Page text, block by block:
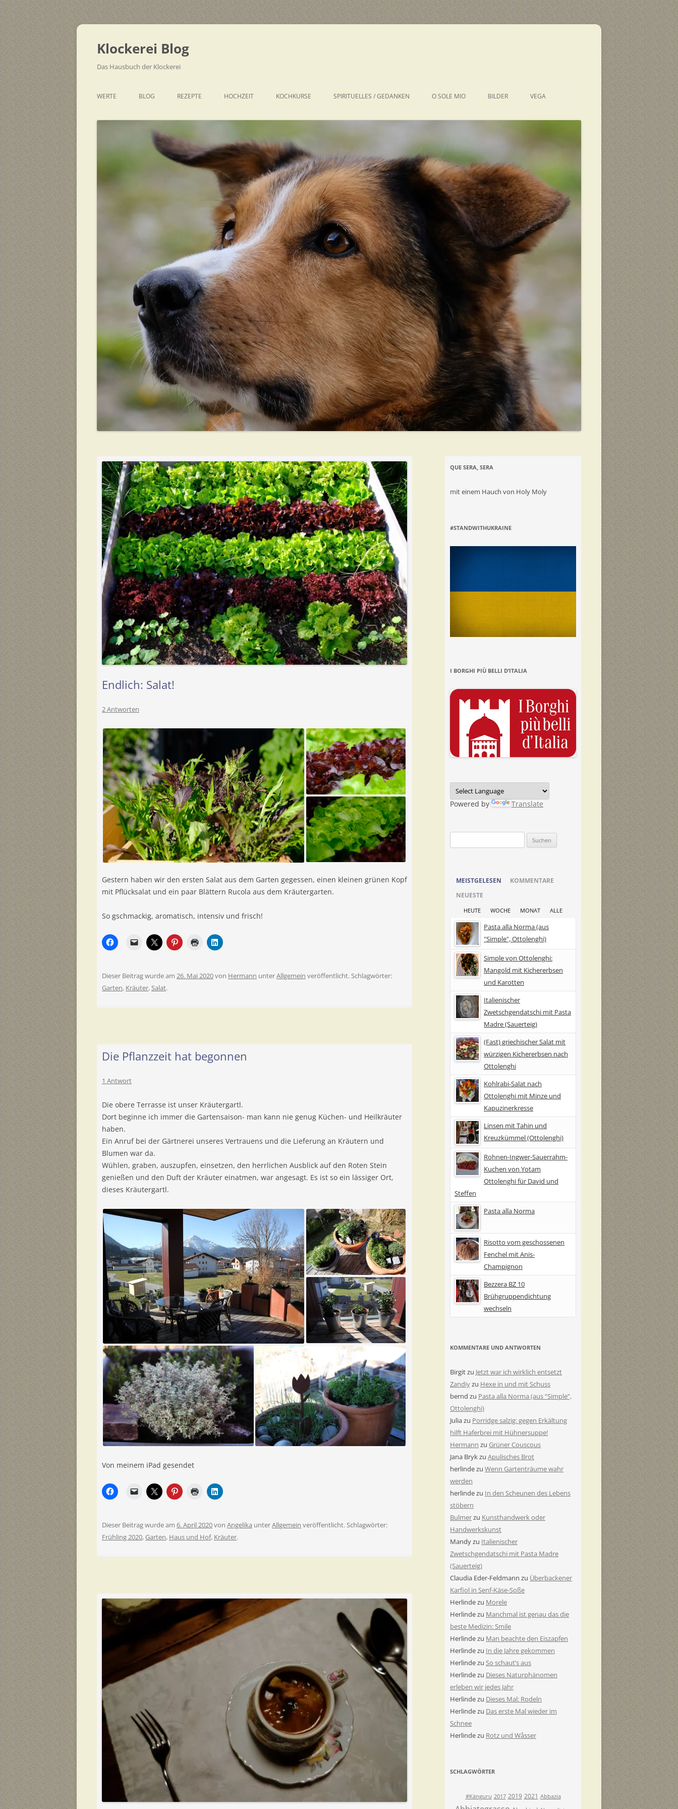
Zum
springen
Klockerei Blog
Das Hausbuch der Klockerei
WERTE BLOG REZEPTE
EINFACH
HOCHZEIT KOCHKURSE SPIRITUELLES / GEDANKEN O SOLE MIO BILDER VEGA
Endlich: Salat!
2 Antworten
Gestern haben wir den ersten Salat aus dem Garten gegessen, einen kleinen grünen Kopf
mit Pflücksalat und ein paar Blättern Rucola aus dem Kräutergarten.
So gschmackig, aromatisch, intensiv und frisch!
Dieser Beitrag wurde am 26. Mai 2020von Hermann unterAllgemein veröffentlicht. Schlagwörter:
Garten, Kräuter,Salat.
Die Pflanzzeit hat begonnen
1 Antwort
Die obere Terrasse ist unser Kräutergartl.
Dort beginne ich immer die Gartensaison- man kann nie genug Küchen- und Heilkräuter
haben.
Ein Anruf bei der Gärtnerei unseres Vertrauens und die Lieferung an Kräutern und
Blumen war da.
Wühlen, graben, auszupfen, einsetzen, den herrlichen Ausblick auf den Roten Stein
genießen und den Duft der Kräuter einatmen, war angesagt. Es ist so ein lässiger Ort,
dieses Kräutergartl.
Von meinem iPad gesendet
Dieser Beitrag wurde am 6. April 2020von Angelika unterAllgemein veröffentlicht. Schlagwörter:
Frühling 2020, Garten, Haus und Hof, Kräuter.
QUE SERA, SERA
mit einem Hauch von Holy Moly
#STANDWITHUKRAINE
I BORGHI PIÙ BELLI D’ITALIA
Powered by Translate
nach:
MEISTGELESEN
KOMMENTARE
NEUESTE
HEUTE WOCHE MONAT ALLE
Pasta alla Norma (aus
"Simple", Ottolenghi)
Simple von Ottolenghi:
Mangold mit Kichererbsen
und Karotten
Italienischer
Zwetschgendatschi mit Pasta
Madre (Sauerteig)
(Fast) griechischer Salat mit
würzigen Kichererbsen nach
Ottolenghi
Kohlrabi-Salat nach
Ottolenghi mit Minze und
Kapuzinerkresse
Linsen mit Tahin und
Kreuzkümmel (Ottolenghi)
Rohnen-Ingwer-Sauerrahm-
Kuchen von Yotam
Ottolenghi für David und
Steffen
Pasta alla Norma
Risotto vom geschossenen
Fenchel mit Anis-
Champignon
Bezzera BZ 10
Brühgruppendichtung
wechseln
KOMMENTARE UND ANTWORTEN
Birgitzu Jetzt war ich wirklich entsetzt
Zandiyzu Hexe in und mit Schuss
bernd zu Pasta alla Norma (aus “Simple”,
Ottolenghi)
Juliazu Porridge salzig: gegen Erkältung
hilft Haferbrei mit Hühnersuppe!
Hermann zu Grüner Couscous
Jana Brykzu Apulisches Brot
herlindezu Wenn Gartenträume wahr
werden
herlindezu In den Scheunen des Lebens
stöbern
Bulmerzu Kunsthandwerk oder
Handwerkskunst
Mandyzu Italienischer
Zwetschgendatschi mit Pasta Madre
(Sauerteig)
Claudia Eder-Feldmann zu Überbackener
Karfiol in Senf-Käse-Soße
Herlindezu Morele
Herlindezu Manchmal ist genau das die
beste Medizin: Smile
Herlindezu Man beachte den Eiszapfen
Herlindezu In die Jahre gekommen
Herlindezu So schaut’s aus
Herlindezu Dieses Naturphänomen
erleben wir jedes Jahr
Herlindezu Dieses Mal: Rodeln
Herlindezu Das erste Mal wieder im
Schnee
Herlindezu Rotz und Wåsser
SCHLAGWÖRTER
#Känguru 2017 2019 2021 Abbazia